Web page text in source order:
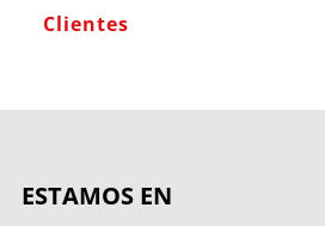
Clientes
ESTAMOS EN